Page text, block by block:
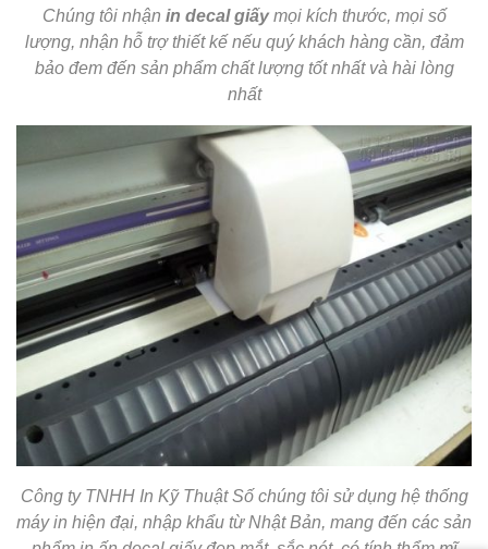
Chúng tôi nhận in decal giấymọi kích thước, mọi số
lượng, nhận hỗ trợ thiết kế nếu quý khách hàng cần, đảm
bảo đem đến sản phẩm chất lượng tốt nhất và hài lòng
nhất
Công ty TNHH In Kỹ Thuật Số chúng tôi sử dụng hệ thống
máy in hiện đại, nhập khẩu từ Nhật Bản, mang đến các sản